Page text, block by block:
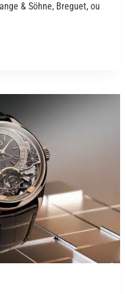
& Söhne, Breguet, ou